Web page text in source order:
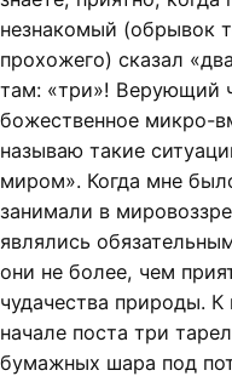
незнакомый (обрывок
прохожего) сказал
там: «три»! Верующий
божественное микро-
называю такие
миром». Когда мне
занимали в
являлись
они не более, чем
чудачества природы.
начале поста три
бумажных шара под